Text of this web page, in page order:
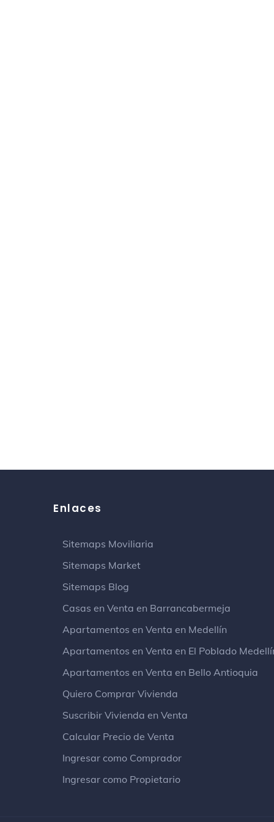
Enlaces
Sitemaps Moviliaria
Sitemaps Market
Sitemaps Blog
Casas en Venta en Barrancabermeja
Apartamentos en Venta en Medellín
Apartamentos en Venta en El Poblado
Apartamentos en Venta en Bello Antioquia
Quiero Comprar Vivienda
Suscribir Vivienda en Venta
Calcular Precio de Venta
Ingresar como Comprador
Ingresar como Propietario